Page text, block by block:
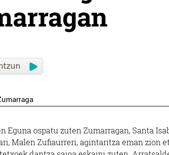
Eguna ospatu zuten Zumarragan, Santa
Malen Zufiaurreri, agintaritza eman zion